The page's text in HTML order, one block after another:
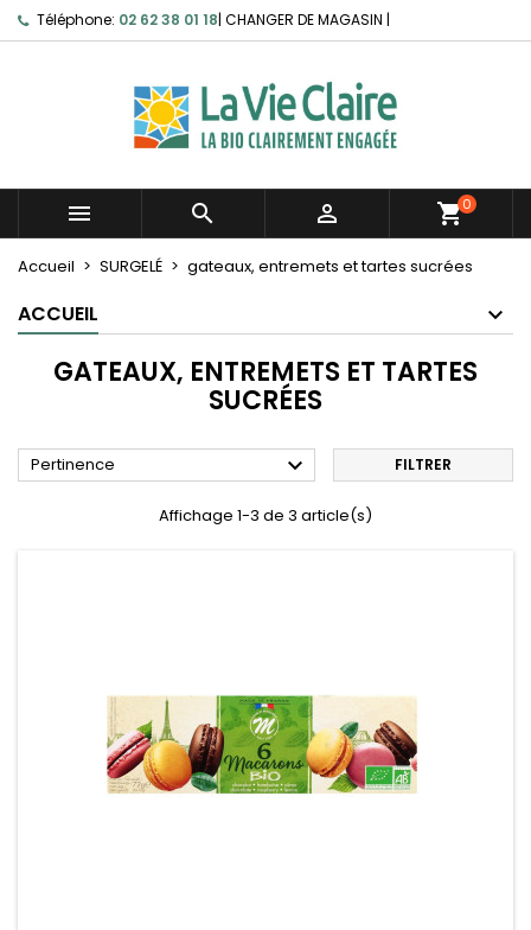
Téléphone: 02 62 38 01 18| CHANGER DE MAGASIN |
   shopping_cart0
Accueil SURGELÉ gateaux, entremets et tartes sucrées
ACCUEIL
GATEAUX, ENTREMETS ET TARTES
SUCRÉES
Pertinence  FILTRER
Affichage 1-3 de 3 article(s)